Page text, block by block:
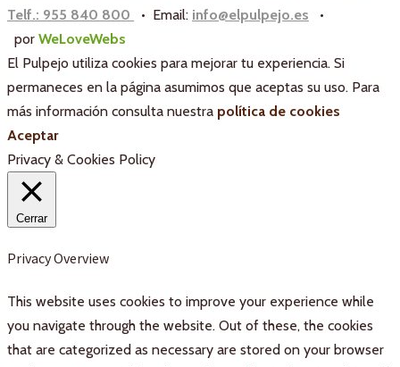
Telf.: 955 840 800
• Email: info@elpulpejo.es
•
por WeLoveWebs
El Pulpejo utiliza cookies para mejorar tu experiencia. Si
permaneces en la página asumimos que aceptas su uso. Para
más información consulta nuestra política de cookies
Aceptar
Privacy & Cookies Policy
Cerrar
Privacy Overview
This website uses cookies to improve your experience while
you navigate through the website. Out of these, the cookies
that are categorized as necessary are stored on your browser